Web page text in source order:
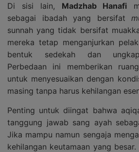
Di sisi lain, Madzhab Hanafi
sebagai ibadah yang bersifat
sunnah yang tidak bersifat
mereka tetap menganjurkan
bentuk sedekah dan
Perbedaan ini memberikan
untuk menyesuaikan dengan
masing tanpa harus kehilangan
Penting untuk diingat bahwa
tanggung jawab sang ayah
Jika mampu namun sengaja
kehilangan keutamaan yang